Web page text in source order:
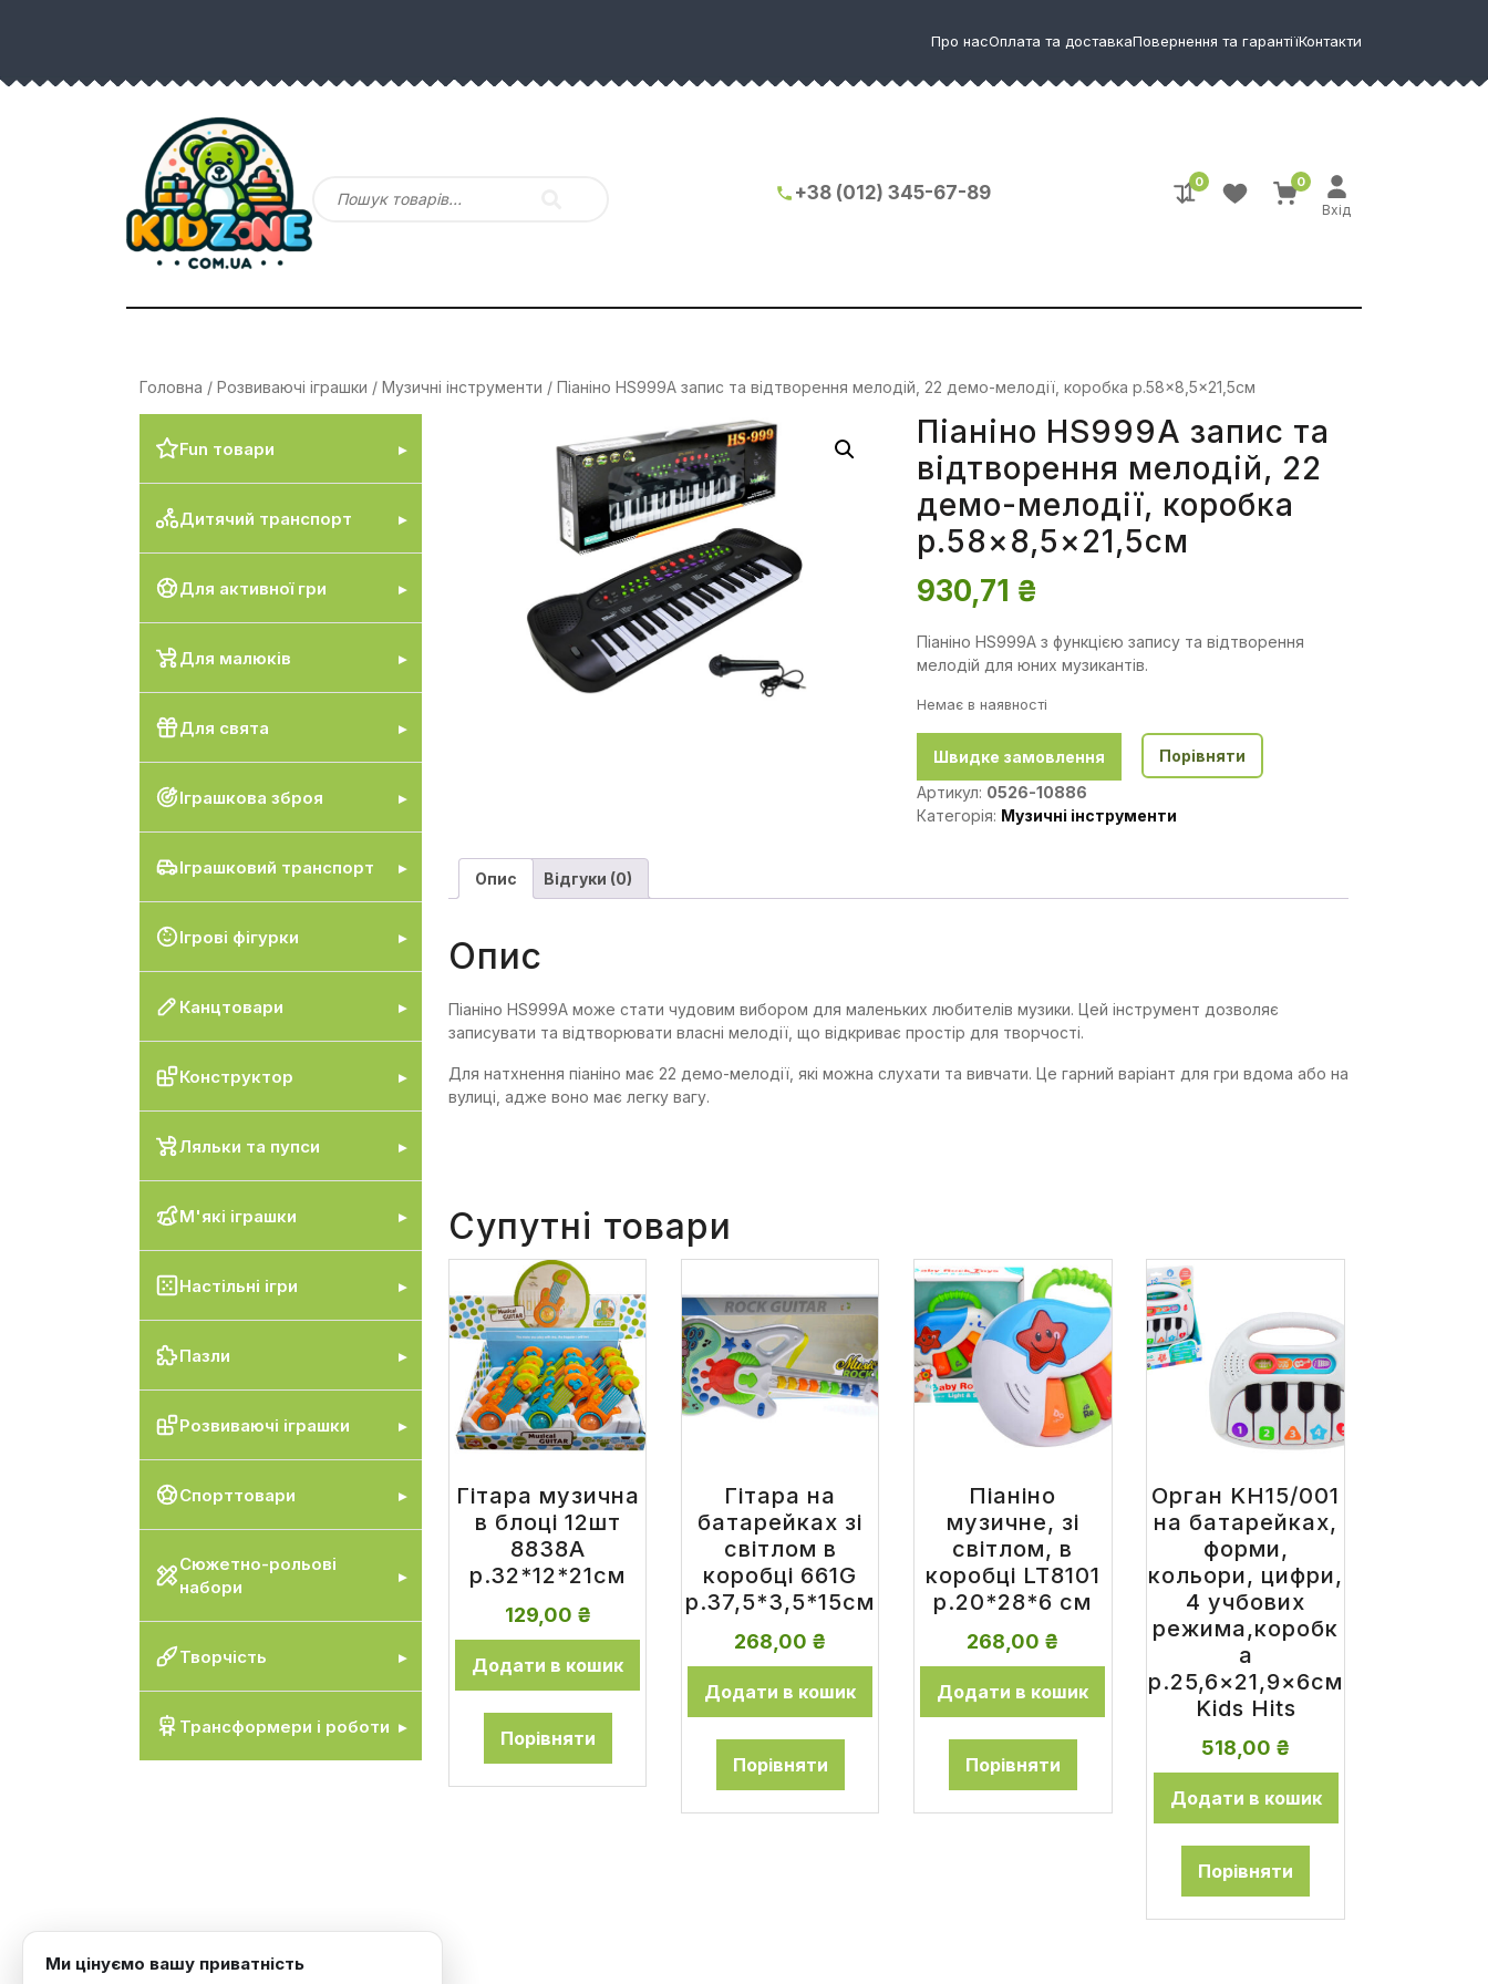
Про насОплата та доставкаПовернення та гарантіїКонтакти
+38 (012) 345-67-89
0 0
Вхід
Головна / Розвиваючі іграшки / Музичні інструменти / Піаніно HS999A запис та відтворення мелодій, 22 демо-мелодії, коробка р.58×8,5×21,5см
Fun товари
Дитячий транспорт
Для активної гри
Для малюків
Для свята
Іграшкова зброя
Іграшковий транспорт
Ігрові фігурки
Канцтовари
Конструктор
Ляльки та пупси
М'які іграшки
Настільні ігри
Пазли
Розвиваючі іграшки
Спорттовари
Сюжетно-рольові
набори
Творчість
Трансформери і роботи
Піаніно HS999A запис та
відтворення мелодій, 22
демо-мелодії, коробка
р.58×8,5×21,5см
930,71 ₴
Піаніно HS999A з функцією запису та відтворення
мелодій для юних музикантів.
Немає в наявності
Швидке замовлення
Порівняти
Артикул: 0526-10886
Категорія: Музичні інструменти
Опис Відгуки (0)
Опис
Піаніно HS999A може стати чудовим вибором для маленьких любителів музики. Цей інструмент дозволяє
записувати та відтворювати власні мелодії, що відкриває простір для творчості.
Для натхнення піаніно має 22 демо-мелодії, які можна слухати та вивчати. Це гарний варіант для гри вдома або на
вулиці, адже воно має легку вагу.
Супутні товари
Гітара музична
в блоці 12шт
8838A
р.32*12*21см
129,00 ₴
Додати в кошик
Порівняти
Гітара на
батарейках зі
світлом в
коробці 661G
р.37,5*3,5*15см
268,00 ₴
Додати в кошик
Порівняти
Піаніно
музичне, зі
світлом, в
коробці LT8101
р.20*28*6 см
268,00 ₴
Додати в кошик
Порівняти
Орган KH15/001
на батарейках,
форми,
кольори, цифри,
4 учбових
режима,коробк
а
р.25,6×21,9×6см
Kids Hits
518,00 ₴
Додати в кошик
Порівняти
Ми цінуємо вашу приватність